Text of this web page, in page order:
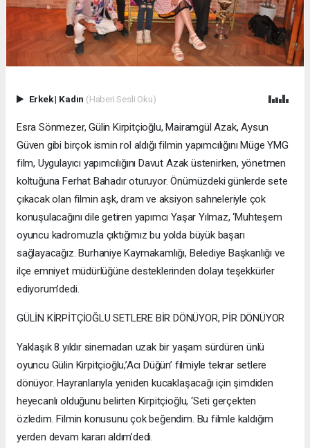
Erkek| Kadın (Haberi Sesli Oku)
Esra Sönmezer, Gülin Kirpitçioğlu, Mairamgül Azak, Aysun
Güven gibi birçok ismin rol aldığı filmin yapımcılığını Müge YMG
film, Uygulayıcı yapımcılığını Davut Azak üstenirken, yönetmen
koltuğuna Ferhat Bahadır oturuyor. Önümüzdeki günlerde sete
çıkacak olan filmin aşk, dram ve aksiyon sahneleriyle çok
konuşulacağını dile getiren yapımcı Yaşar Yılmaz, ‘Muhteşem
oyuncu kadromuzla çıktığımız bu yolda büyük başarı
sağlayacağız. Burhaniye Kaymakamlığı, Belediye Başkanlığı ve
ilçe emniyet müdürlüğüne desteklerinden dolayı teşekkürler
ediyorum’dedi.
GÜLİN KİRPİTÇİOĞLU SETLERE BİR DÖNÜYOR, PİR DÖNÜYOR
Yaklaşık 8 yıldır sinemadan uzak bir yaşam sürdüren ünlü
oyuncu Gülin Kirpitçioğlu,’Acı Düğün’ filmiyle tekrar setlere
dönüyor. Hayranlarıyla yeniden kucaklaşacağı için şimdiden
heyecanlı olduğunu belirten Kirpitçioğlu, ‘Seti gerçekten
özledim. Filmin konusunu çok beğendim. Bu filmle kaldığım
yerden devam kararı aldım’dedi.